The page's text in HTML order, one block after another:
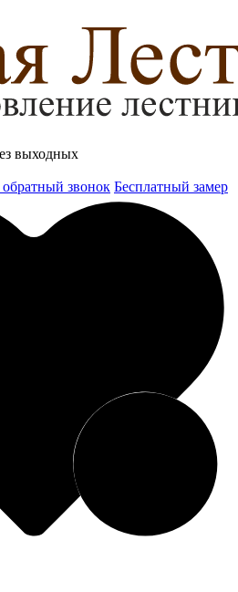
выходных
обратный звонок Бесплатный замер